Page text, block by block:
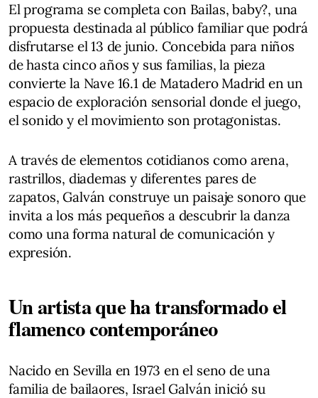
El programa se completa con Bailas, baby?, una
propuesta destinada al público familiar que podrá
disfrutarse el 13 de junio. Concebida para niños
de hasta cinco años y sus familias, la pieza
convierte la Nave 16.1 de Matadero Madrid en un
espacio de exploración sensorial donde el juego,
el sonido y el movimiento son protagonistas.
A través de elementos cotidianos como arena,
rastrillos, diademas y diferentes pares de
zapatos, Galván construye un paisaje sonoro que
invita a los más pequeños a descubrir la danza
como una forma natural de comunicación y
expresión.
Un artista que ha transformado el
flamenco contemporáneo
Nacido en Sevilla en 1973 en el seno de una
familia de bailaores, Israel Galván inició su